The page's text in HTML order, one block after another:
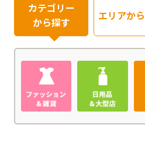
カテゴリー
から探す
エリアから